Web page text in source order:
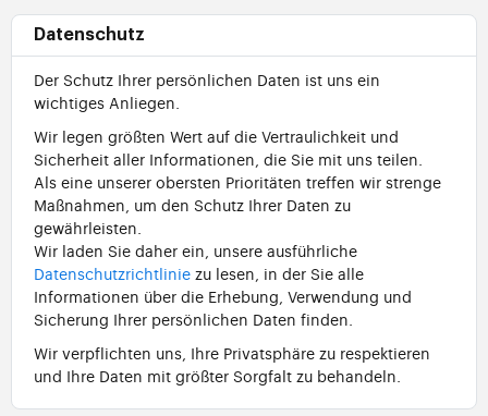
Datenschutz
Der Schutz Ihrer persönlichen Daten ist uns ein
wichtiges Anliegen.
Wir legen größten Wert auf die Vertraulichkeit und
Sicherheit aller Informationen, die Sie mit uns teilen.
Als eine unserer obersten Prioritäten treffen wir strenge
Maßnahmen, um den Schutz Ihrer Daten zu
gewährleisten.
Wir laden Sie daher ein, unsere ausführliche
Datenschutzrichtlinie zu lesen, in der Sie alle
Informationen über die Erhebung, Verwendung und
Sicherung Ihrer persönlichen Daten finden.
Wir verpflichten uns, Ihre Privatsphäre zu respektieren
und Ihre Daten mit größter Sorgfalt zu behandeln.